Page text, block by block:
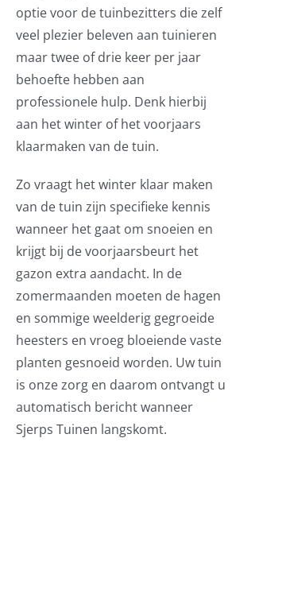
optie voor de tuinbezitters die zelf
veel plezier beleven aan tuinieren
maar twee of drie keer per jaar
behoefte hebben aan
professionele hulp. Denk hierbij
aan het winter of het voorjaars
klaarmaken van de tuin.
Zo vraagt het winter klaar maken
van de tuin zijn specifieke kennis
wanneer het gaat om snoeien en
krijgt bij de voorjaarsbeurt het
gazon extra aandacht. In de
zomermaanden moeten de hagen
en sommige weelderig gegroeide
heesters en vroeg bloeiende vaste
planten gesnoeid worden. Uw tuin
is onze zorg en daarom ontvangt u
automatisch bericht wanneer
Sjerps Tuinen langskomt.